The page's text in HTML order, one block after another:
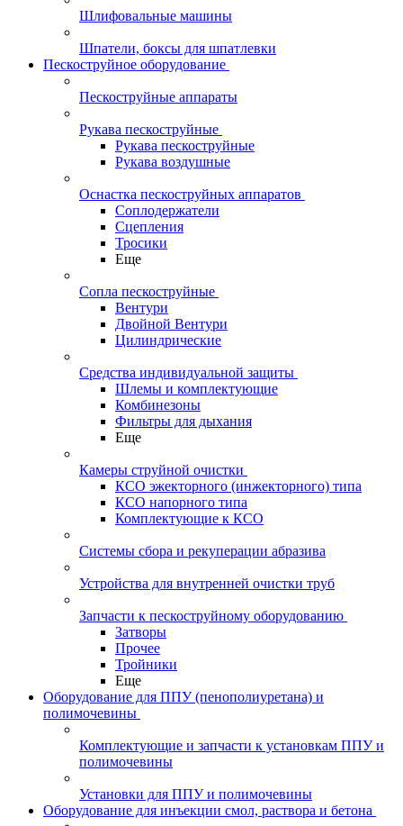
Шлифовальные машины
Шпатели, боксы для шпатлевки
Пескоструйное оборудование
Пескоструйные аппараты
Рукава пескоструйные
Рукава пескоструйные
Рукава воздушные
Оснастка пескоструйных аппаратов
Соплодержатели
Сцепления
Тросики
Еще
Сопла пескоструйные
Вентури
Двойной Вентури
Цилиндрические
Средства индивидуальной защиты
Шлемы и комплектующие
Комбинезоны
Фильтры для дыхания
Еще
Камеры струйной очистки
КСО эжекторного (инжекторного) типа
КСО напорного типа
Комплектующие к КСО
Системы сбора и рекуперации абразива
Устройства для внутренней очистки труб
Запчасти к пескоструйному оборудованию
Затворы
Прочее
Тройники
Еще
Оборудование для ППУ (пенополиуретана) и
полимочевины
Комплектующие и запчасти к установкам ППУ и
полимочевины
Установки для ППУ и полимочевины
Оборудование для инъекции смол, раствора и бетона